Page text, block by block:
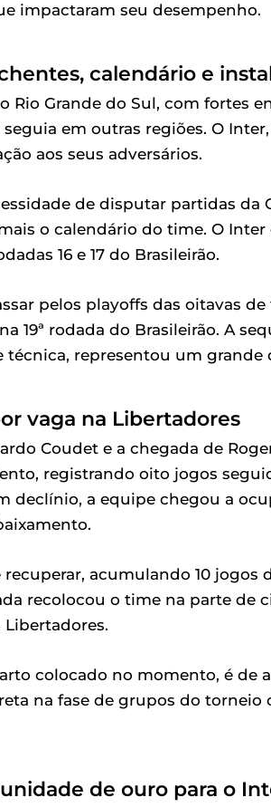
impactaram seu desempenho.
calendário e
Rio Grande do Sul, com fortes
em outras regiões. O
aos seus adversários.
de disputar partidas da
o calendário do time. O
16 e 17 do Brasileirão.
pelos playoffs das oitavas
19ª rodada do Brasileirão. A
representou um grande
vaga na Libertadores
Coudet e a chegada de
registrando oito jogos
declínio, a equipe chegou a
acumulando 10 jogos
recolocou o time na parte de
colocado no momento, é de
na fase de grupos do
de ouro para o